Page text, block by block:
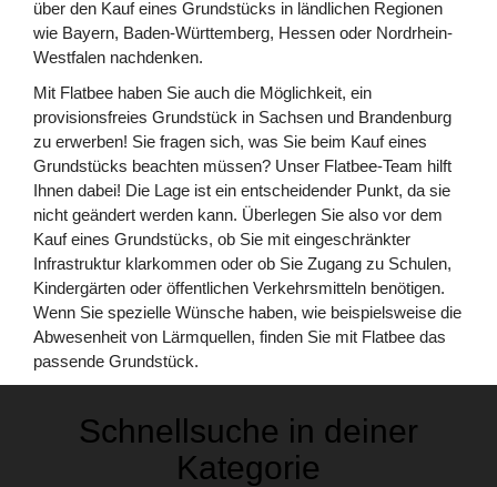
über den Kauf eines Grundstücks in ländlichen Regionen
wie Bayern, Baden-Württemberg, Hessen oder Nordrhein-
Westfalen nachdenken.
Mit Flatbee haben Sie auch die Möglichkeit, ein
provisionsfreies Grundstück in Sachsen und Brandenburg
zu erwerben! Sie fragen sich, was Sie beim Kauf eines
Grundstücks beachten müssen? Unser Flatbee-Team hilft
Ihnen dabei! Die Lage ist ein entscheidender Punkt, da sie
nicht geändert werden kann. Überlegen Sie also vor dem
Kauf eines Grundstücks, ob Sie mit eingeschränkter
Infrastruktur klarkommen oder ob Sie Zugang zu Schulen,
Kindergärten oder öffentlichen Verkehrsmitteln benötigen.
Wenn Sie spezielle Wünsche haben, wie beispielsweise die
Abwesenheit von Lärmquellen, finden Sie mit Flatbee das
passende Grundstück.
Schnellsuche in deiner
Kategorie